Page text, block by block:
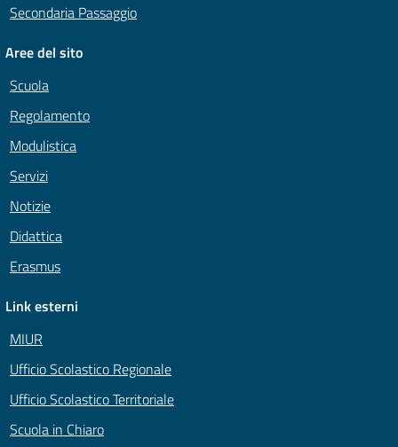
Secondaria Passaggio
Aree del sito
Scuola
Regolamento
Modulistica
Servizi
Notizie
Didattica
Erasmus
Link esterni
MIUR
Ufficio Scolastico Regionale
Ufficio Scolastico Territoriale
Scuola in Chiaro